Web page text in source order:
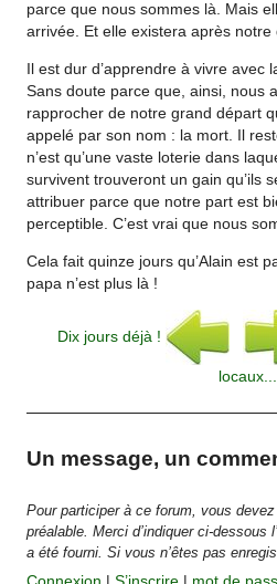
parce que nous sommes là. Mais
arrivée. Et elle existera après notre
Il est dur d’apprendre à vivre avec
Sans doute parce que, ainsi, nous
rapprocher de notre grand départ
appelé par son nom : la mort. Il
n’est qu’une vaste loterie dans
survivent trouveront un gain qu’ils
attribuer parce que notre part est
perceptible. C’est vrai que nous
Cela fait quinze jours qu’Alain est
papa n’est plus là !
Dix jours déjà !
locaux...
Un message, un
Pour participer à ce forum, vous
préalable. Merci d’indiquer ci-dessous
a été fourni. Si vous n’êtes pas